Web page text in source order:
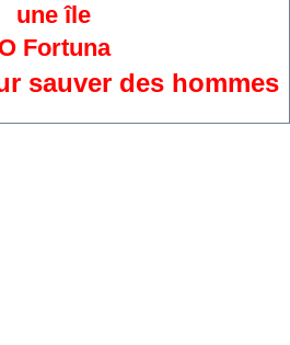
une île
O Fortuna
sauver des hommes